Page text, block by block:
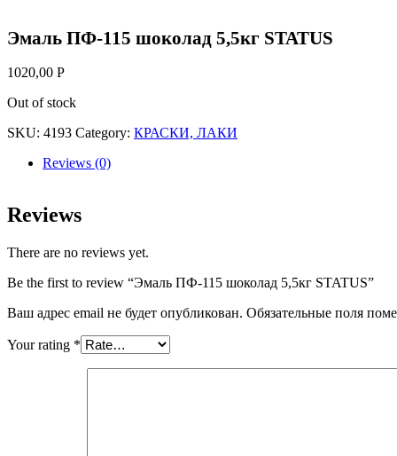
Эмаль ПФ-115 шоколад 5,5кг STATUS
1020,00 Р
Out of stock
SKU: 4193 Category: КРАСКИ, ЛАКИ
Reviews (0)
Reviews
There are no reviews yet.
Be the first to review “Эмаль ПФ-115 шоколад 5,5кг STATUS”
Ваш адрес email не будет опубликован. Обязательные поля
Your rating *